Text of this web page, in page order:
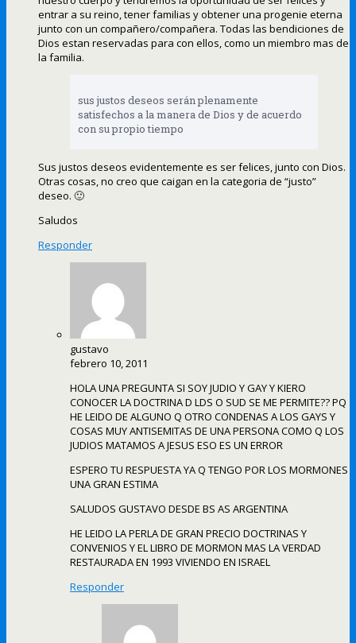
entrar a su reino, tener familias y obtener una progenie eterna
junto con un compañero/compañera. Todas las bendiciones de
Dios estan reservadas para con ellos, como un miembro mas de
la familia.
sus justos deseos serán plenamente
satisfechos a la manera de Dios y de acuerdo
con su propio tiempo
Sus justos deseos evidentemente es ser felices, junto con Dios.
Otras cosas, no creo que caigan en la categoria de “justo”
deseo. 🙂
Saludos
Responder
gustavo
febrero 10, 2011
HOLA UNA PREGUNTA SI SOY JUDIO Y GAY Y KIERO
CONOCER LA DOCTRINA D LDS O SUD SE ME PERMITE?? PQ
HE LEIDO DE ALGUNO Q OTRO CONDENAS A LOS GAYS Y
COSAS MUY ANTISEMITAS DE UNA PERSONA COMO Q LOS
JUDIOS MATAMOS A JESUS ESO ES UN ERROR
ESPERO TU RESPUESTA YA Q TENGO POR LOS MORMONES
UNA GRAN ESTIMA
SALUDOS GUSTAVO DESDE BS AS ARGENTINA
HE LEIDO LA PERLA DE GRAN PRECIO DOCTRINAS Y
CONVENIOS Y EL LIBRO DE MORMON MAS LA VERDAD
RESTAURADA EN 1993 VIVIENDO EN ISRAEL
Responder